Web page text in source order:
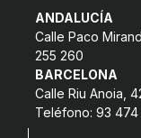
ANDALUCÍA
Calle Paco
255 260
BARCELONA
Calle Riu Anoia,
Teléfono: 93 474
Fes voluntariat
Fes un donatiu
Treballa amb